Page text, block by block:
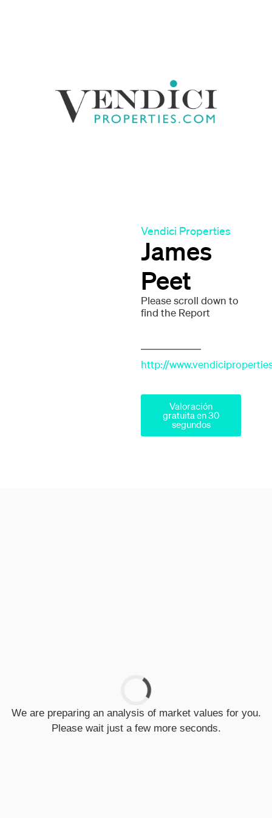
Vendici Properties
James
Peet
Please scroll down to
find the Report
http://
Valoración
gratuita en 30
segundos
We are preparing an analysis of market values for you.
Please wait just a few more seconds.